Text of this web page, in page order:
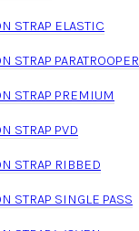
STRAP ELASTIC
STRAP PARATROOPER
STRAP PREMIUM
STRAP PVD
STRAP RIBBED
STRAP SINGLE PASS